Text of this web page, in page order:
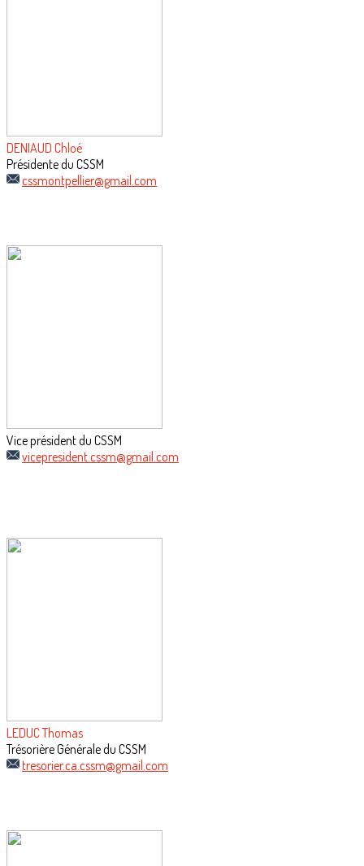
DENIAUD Chloé
Présidente du CSSM
cssmontpellier@gmail.com
Vice président du CSSM
vicepresident.cssm@gmail.com
LEDUC Thomas
Trésorière Générale du CSSM
tresorier.ca.cssm@gmail.com